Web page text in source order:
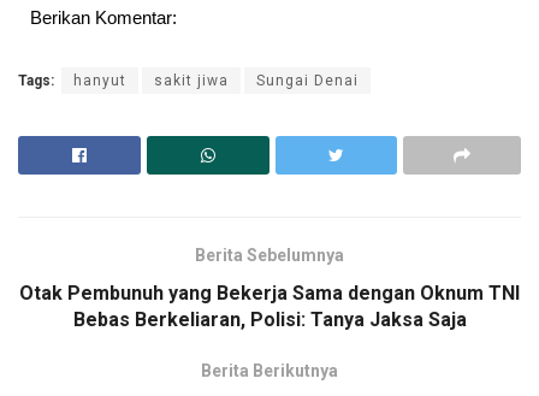
Berikan Komentar:
Tags: hanyut sakit jiwa Sungai Denai
Berita Sebelumnya
Otak Pembunuh yang Bekerja Sama dengan Oknum TNI
Bebas Berkeliaran, Polisi: Tanya Jaksa Saja
Berita Berikutnya